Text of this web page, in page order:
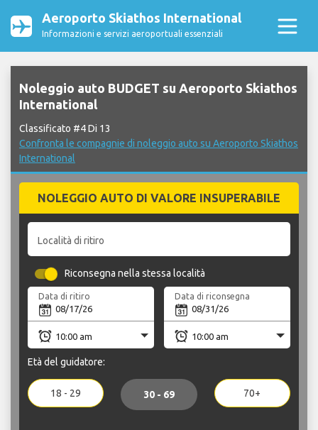
Aeroporto Skiathos International
Informazioni e servizi aeroportuali essenziali
Noleggio auto BUDGET su Aeroporto Skiathos
International
Classificato #4 Di 13
Confronta le compagnie di noleggio auto su Aeroporto Skiathos
International
NOLEGGIO AUTO DI VALORE INSUPERABILE
Località di ritiro
Riconsegna nella stessa località
Data di ritiro Data di riconsegna
Età del guidatore:
18 - 29 30 - 69 70+